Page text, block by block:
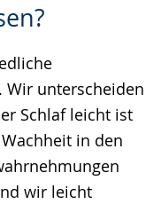
Wir unterscheiden
Schlaf leicht ist
in den
wir leicht